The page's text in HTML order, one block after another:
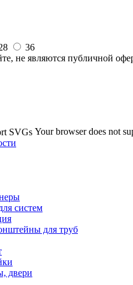
36
не являются публичной
SVGs Your browser does not
систем
для труб
двери